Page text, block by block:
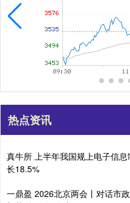
热点资讯
真牛所 上半年我国规上电子信
长18.5%
一鼎盈 2026北京两会丨对话市